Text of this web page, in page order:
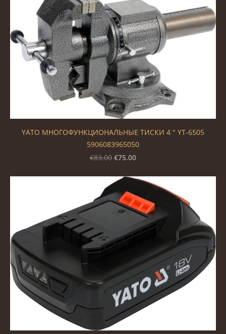
YATO МНОГОФУНКЦИОНАЛЬНЫЕ ТИСКИ 4 " YT-6505
5906083965050
€83.00 €75.00